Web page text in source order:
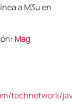
a M3u en
Mag
technetwork/